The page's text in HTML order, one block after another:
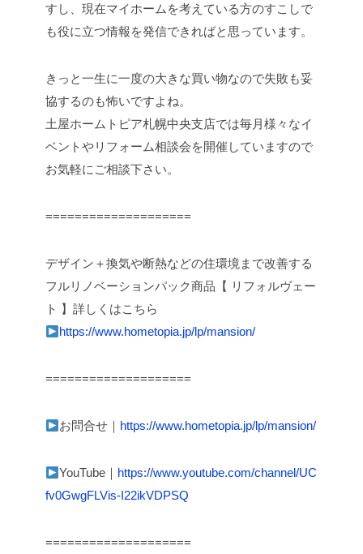
すし、現在マイホームを考えている方のすこしで
も役に立つ情報を発信できればと思っています。
きっと一生に一度の大きな買い物なので失敗も妥
協するのも怖いですよね。
土屋ホームトピア札幌中央支店では毎月様々なイ
ベントやリフォーム相談会を開催していますので
お気軽にご相談下さい。
====================
デザイン＋換気や断熱などの住環境まで改善する
フルリノベーションパック商品【 リフォルヴェー
ト 】詳しくはこちら
https://www.hometopia.jp/lp/mansion/
====================
お問合せ｜ https://www.hometopia.jp/lp/mansion/
YouTube｜ https://www.youtube.com/channel/UC
fv0GwgFLVis-I22ikVDPSQ
====================